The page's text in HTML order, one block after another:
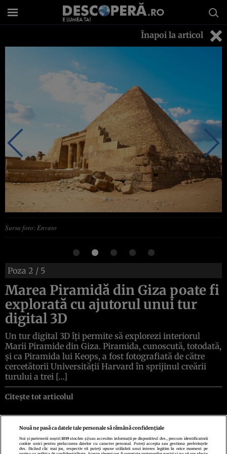
Înapoi la articol
Sursa foto: Envato
Poza 2 / 5
Marea Piramidă din Giza poate fi
explorată cu ajutorul unui tur
digital 3D
Un tur digital 3D îți permite să explorezi interiorul
Marii Piramide din Giza. Piramida, cunoscută, totodată,
și ca Piramida lui Keops, a fost fotografiată de către
cercetătorii Universității Harvard în sprijinul creării
turului a trei […]
Citește tot articolul
Politica de confidenţialitate Politica de cookiesTermeni şi condiţii
Nouă ne pasă ca datele tale personale să rămână confidențiale
Noi și partenerii noștri1019 stocăm și/sau accesăm informații pe dispozitivul dvs., precum identificatorii
cookie unici pentru prelucrarea datelor cu caracter personal. Puteți accepta sau gestiona preferințele
dvs. făcând clic mai jos, respectiv vă puteți opune utilizării unui interes legitim în orice moment pe